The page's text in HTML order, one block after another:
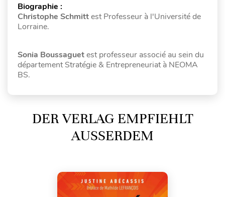
Biographie :
Christophe Schmittest Professeur à l'Université de
Lorraine.
Sonia Boussaguetest professeur associé au sein du
département Stratégie & Entrepreneuriat à NEOMA
BS.
DER VERLAG EMPFIEHLT
AUSSERDEM